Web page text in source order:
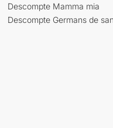
Descompte Mamma mia
Descompte Germans de